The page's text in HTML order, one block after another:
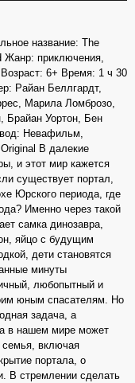
название: The
Жанр: приключения,
6+ Время: 1 ч 30
Райан Беллгардт,
Марила Ломброзо,
Брайан Уортон, Бен
Невафильм,
В далекие
и этот мир кажется
существует портал,
Юрского периода, где
Именно через такой
самка динозавра,
яйцо с будущим
дети становятся
минуты
любопытный и
юным спасателям. Но
задача, а
в нашем мире может
семья, включая
портала, о
В стремлении сделать